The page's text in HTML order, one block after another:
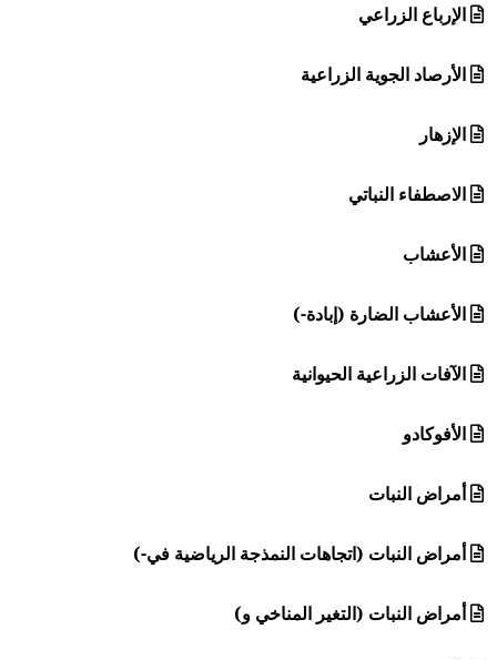
الإرباع الزراعي
الأرصاد الجوية الزراعية
الإزهار
الاصطفاء النباتي
الأعشاب
الأعشاب الضارة (إبادة-)
الآفات الزراعية الحيوانية
الأفوكادو
أمراض النبات
أمراض النبات (اتجاهات النمذجة الرياضية في-)
أمراض النبات (التغير المناخي و)